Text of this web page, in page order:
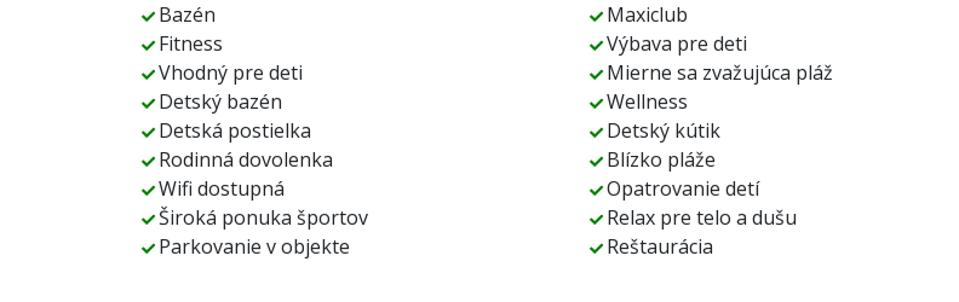
Bazén Maxiclub
Fitness
Výbava pre deti
Vhodný pre deti
Mierne sa zvažujúca pláž
Detský bazén
Wellness
Detská postielka
Detský kútik
Rodinná dovolenka
Blízko pláže
Wifi dostupná
Opatrovanie detí
Široká ponuka športov
Relax pre telo a dušu
Parkovanie v objekte
Reštaurácia